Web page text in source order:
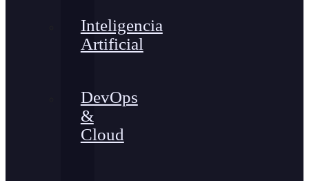
Inteligencia
Artificial
DevOps
&
Cloud